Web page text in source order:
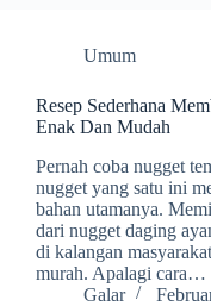
Umum
Resep Sederhana
Enak Dan Mudah
Pernah coba nugget
nugget yang satu ini
bahan utamanya.
dari nugget daging
di kalangan
murah. Apalagi cara…
Galar